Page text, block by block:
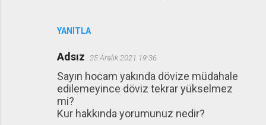
YANITLA
Adsız 25 Aralık 2021 19:36
Sayın hocam yakında dövize müdahale
edilemeyince döviz tekrar yükselmez
mi?
Kur hakkında yorumunuz nedir?